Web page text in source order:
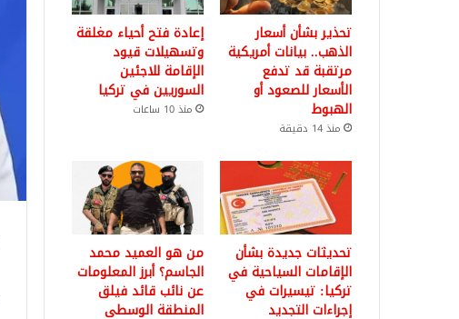
تحذير بشأن أسعار
الذهب.. بيانات أمريكية
مرتقبة قد تدفع
الأسعار للصعود أو
الهبوط
منذ 14 دقيقة
إعادة فتح أحياء مغلقة
وتسهيلات قيود
الإقامة للاجئين
السوريين في تركيا
منذ 10 ساعات
تحديثات جديدة بشأن
الإقامات السياحية في
تركيا: تيسيرات في
إجراءات التجديد
من هو العميد محمد
الجاسم؟ أبرز المعلومات
عن نائب قائد فيلق
المنطقة الوسطى